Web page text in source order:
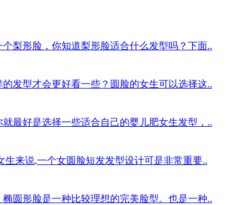
梨形脸，你知道梨形脸适合什么发型吗？下面..
发型才会更好看一些？圆脸的女生可以选择这..
最好是选择一些适合自己的婴儿肥女生发型，..
来说,一个女圆脸短发发型设计可是非常重要..
圆形脸是一种比较理想的完美脸型。也是一种..